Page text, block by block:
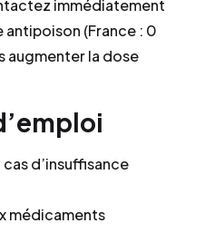
immédiatement
antipoison (France : 0
augmenter la dose
d’insuffisance
médicaments